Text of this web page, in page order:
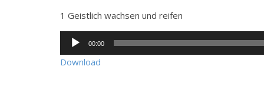
1 Geistlich wachsen und reifen
Audio-
Player
00:00
Download